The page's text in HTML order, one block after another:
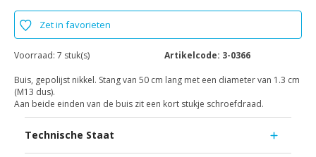
Zet in favorieten
Voorraad: 7 stuk(s) Artikelcode: 3-0366
Buis, gepolijst nikkel. Stang van 50 cm lang met een diameter van 1.3 cm
(M13 dus).
Aan beide einden van de buis zit een kort stukje schroefdraad.
Technische Staat